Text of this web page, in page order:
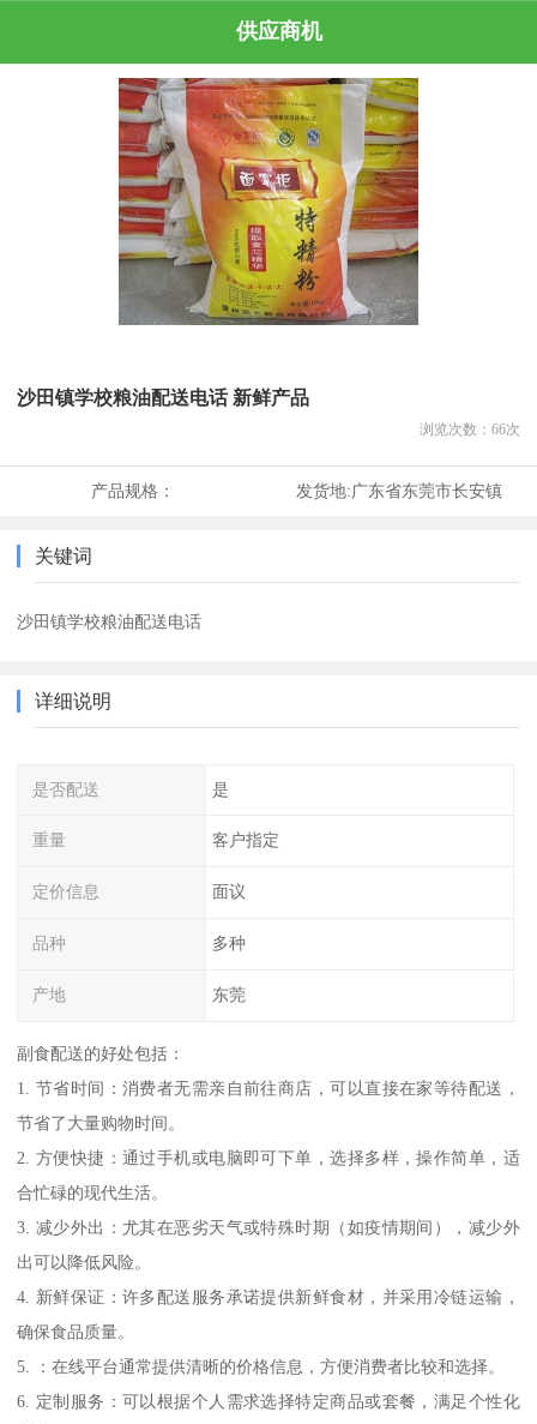
供应商机
沙田镇学校粮油配送电话 新鲜产品
浏览次数： 66次
产品规格： 发货地:广东省东莞市长安镇
关键词
沙田镇学校粮油配送电话
详细说明
是否配送 是
重量 客户指定
定价信息 面议
品种 多种
产地 东莞
副食配送的好处包括：
1. 节省时间：消费者无需亲自前往商店，可以直接在家等待配送，
节省了大量购物时间。
2. 方便快捷：通过手机或电脑即可下单，选择多样，操作简单，适
合忙碌的现代生活。
3. 减少外出：尤其在恶劣天气或特殊时期（如疫情期间），减少外
出可以降低风险。
4. 新鲜保证：许多配送服务承诺提供新鲜食材，并采用冷链运输，
确保食品质量。
5. ：在线平台通常提供清晰的价格信息，方便消费者比较和选择。
6. 定制服务：可以根据个人需求选择特定商品或套餐，满足个性化